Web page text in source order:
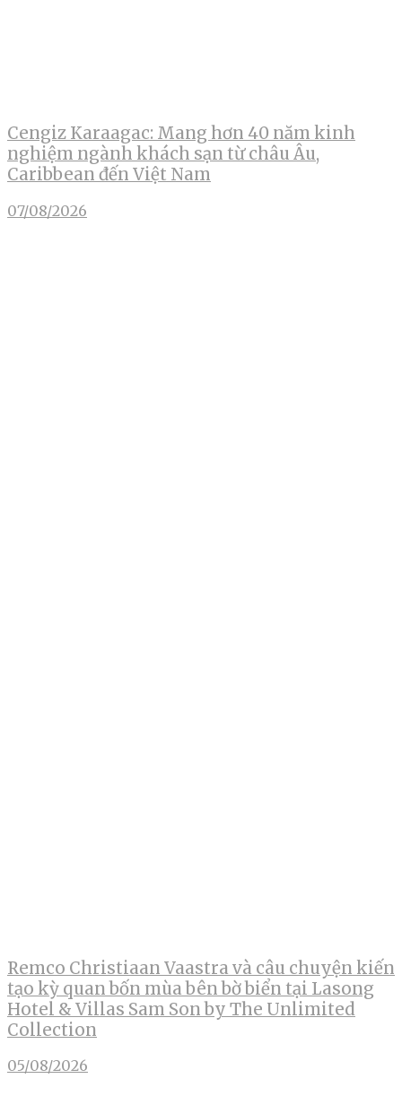
Cengiz Karaagac: Mang hơn 40 năm kinh
nghiệm ngành khách sạn từ châu Âu,
Caribbean đến Việt Nam
07/08/2026
Remco Christiaan Vaastra và câu chuyện kiến
tạo kỳ quan bốn mùa bên bờ biển tại Lasong
Hotel & Villas Sam Son by The Unlimited
Collection
05/08/2026